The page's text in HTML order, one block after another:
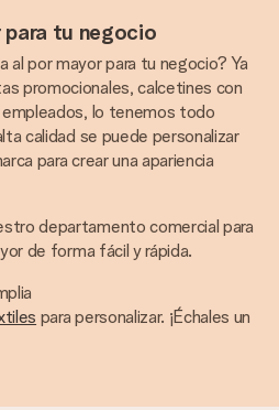
para tu negocio
al por mayor para tu negocio? Ya
promocionales, calcetines con
lo tenemos todo
calidad se puede personalizar
para crear una apariencia
departamento comercial para
de forma fácil y rápida.
para personalizar. ¡Échales un